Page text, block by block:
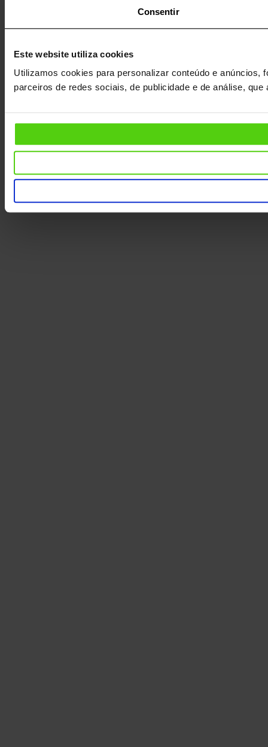
Consentir
Este website utiliza cookies
Utilizamos cookies para personalizar conteúdo e
parceiros de redes sociais, de publicidade e de análise,